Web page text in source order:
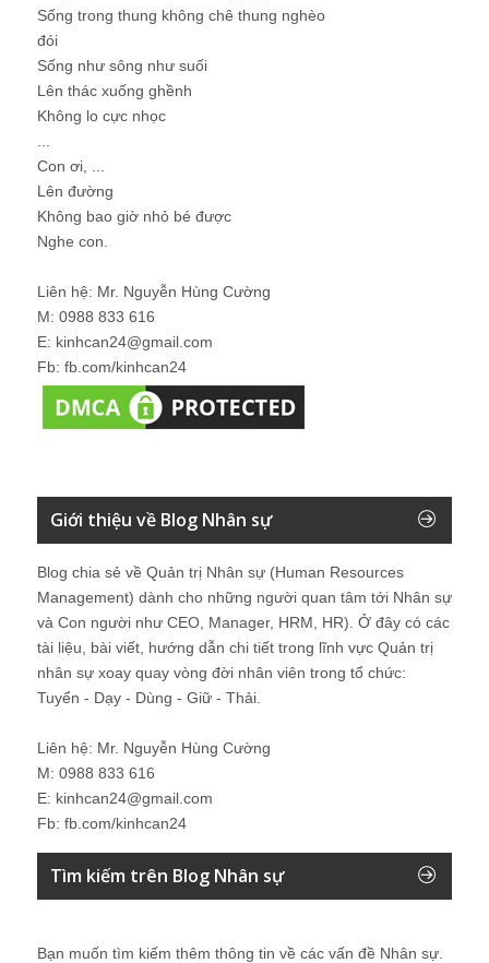
Sống trong thung không chê thung nghèo
đói
Sống như sông như suối
Lên thác xuống ghềnh
Không lo cực nhọc
Con ơi, ...
Lên đường
Không bao giờ nhỏ bé được
Nghe con.
Liên hệ: Mr. Nguyễn Hùng Cường
M: 0988 833 616
E: kinhcan24@gmail.com
Fb: fb.com/kinhcan24
Giới thiệu về Blog Nhân sự
Blog chia sẻ về Quản trị Nhân sự (Human Resources
Management) dành cho những người quan tâm tới Nhân sự
và Con người như CEO, Manager, HRM, HR). Ở đây có các
tài liệu, bài viết, hướng dẫn chi tiết trong lĩnh vực Quản trị
nhân sự xoay quay vòng đời nhân viên trong tổ chức:
Tuyển - Dạy - Dùng - Giữ - Thải.
Liên hệ: Mr. Nguyễn Hùng Cường
M: 0988 833 616
E: kinhcan24@gmail.com
Fb: fb.com/kinhcan24
Tìm kiếm trên Blog Nhân sự
Bạn muốn tìm kiếm thêm thông tin về các vấn đề Nhân sự